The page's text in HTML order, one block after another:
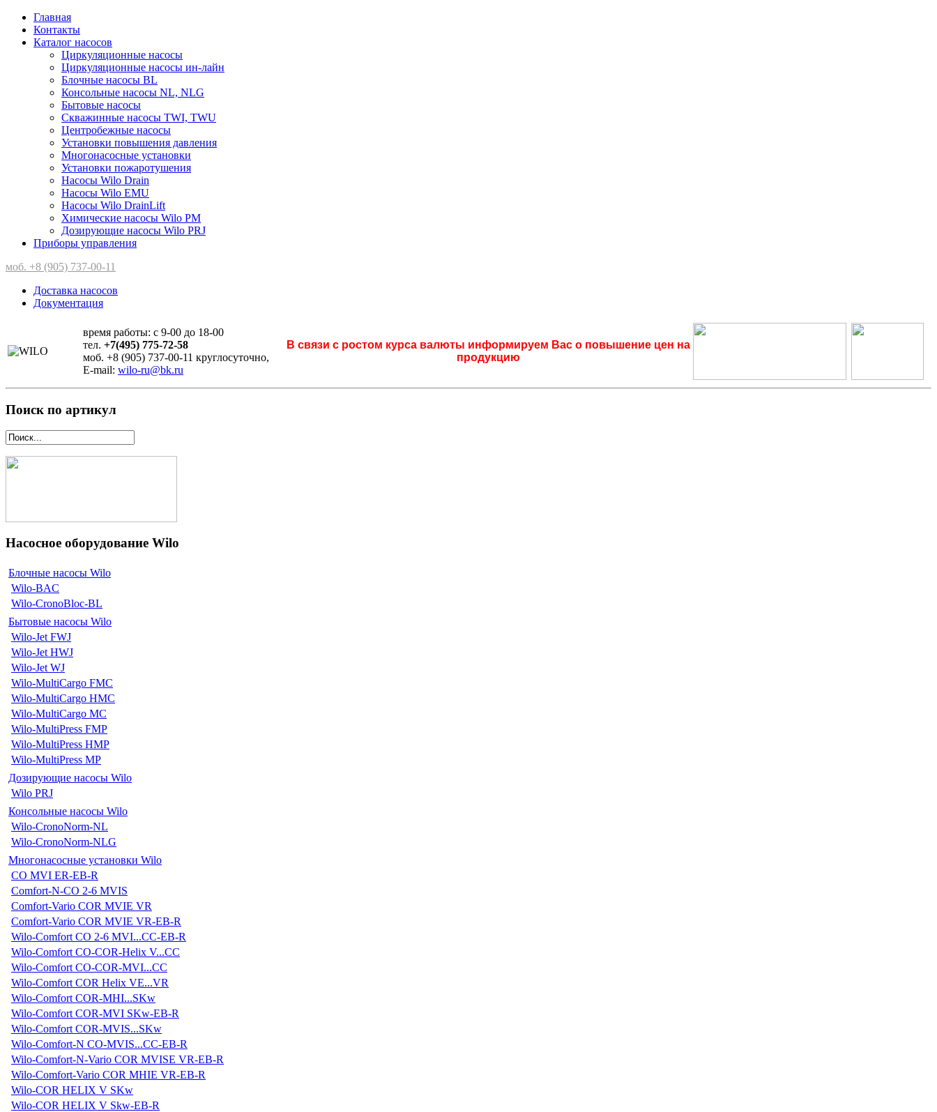
Главная
Контакты
Каталог насосов
Циркуляционные насосы
Циркуляционные насосы ин-лайн
Блочные насосы BL
Консольные насосы NL, NLG
Бытовые насосы
Скважинные насосы TWI, TWU
Центробежные насосы
Установки повышения давления
Многонасосные установки
Установки пожаротушения
Насосы Wilo Drain
Насосы Wilo EMU
Насосы Wilo DrainLift
Химические насосы Wilo PM
Дозирующие насосы Wilo PRJ
Приборы управления
моб. +8 (905) 737-00-11
Доставка насосов
Документация
время работы: с 9-00 до 18-00
тел. +7(495) 775-72-58
моб. +8 (905) 737-00-11 круглосуточно,
E-mail: wilo-ru@bk.ru
В связи с ростом курса валюты информируем Вас о повышение цен на
продукцию
Поиск по артикул
Насосное оборудование Wilo
Блочные насосы Wilo
Wilo-BAC
Wilo-CronoBloc-BL
Бытовые насосы Wilo
Wilo-Jet FWJ
Wilo-Jet HWJ
Wilo-Jet WJ
Wilo-MultiCargo FMC
Wilo-MultiCargo HMC
Wilo-MultiCargo MC
Wilo-MultiPress FMP
Wilo-MultiPress HMP
Wilo-MultiPress MP
Дозирующие насосы Wilo
Wilo PRJ
Консольные насосы Wilo
Wilo-CronoNorm-NL
Wilo-CronoNorm-NLG
Многонасосные установки Wilo
CO MVI ER-EB-R
Comfort-N-CO 2-6 MVIS
Comfort-Vario COR MVIE VR
Comfort-Vario COR MVIE VR-EB-R
Wilo-Comfort CO 2-6 MVI...CC-EB-R
Wilo-Comfort CO-COR-Helix V...CC
Wilo-Comfort CO-COR-MVI...CC
Wilo-Comfort COR Helix VE...VR
Wilo-Comfort COR-MHI...SKw
Wilo-Comfort COR-MVI SKw-EB-R
Wilo-Comfort COR-MVIS...SKw
Wilo-Comfort-N CO-MVIS...CC-EB-R
Wilo-Comfort-N-Vario COR MVISE VR-EB-R
Wilo-Comfort-Vario COR MHIE VR-EB-R
Wilo-COR HELIX V SKw
Wilo-COR HELIX V Skw-EB-R